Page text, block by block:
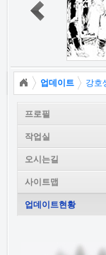
업데이트 강호
프로필
작업실
오시는길
사이트맵
업데이트현황